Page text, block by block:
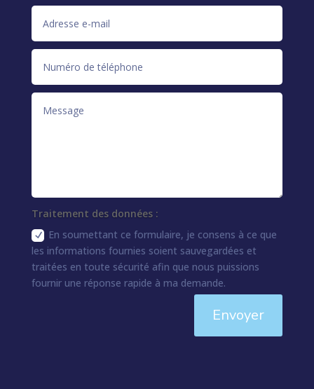
Traitement des données :
En soumettant ce formulaire, je consens à ce que
les informations fournies soient sauvegardées et
traitées en toute sécurité afin que nous puissions
fournir une réponse rapide à ma demande.
Envoyer